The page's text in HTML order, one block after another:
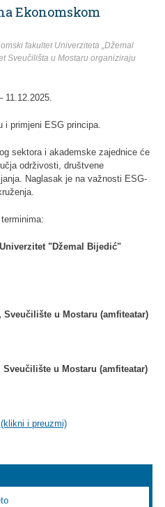
Ekonomskom
fakultet Univerziteta „Džemal
Sveučilišta u Mostaru organiziraju
11.12.2025.
i primjeni ESG principa.
sektora i akademske zajednice će
održivosti, društvene
Naglasak je na važnosti ESG-
"Džemal Bijedić"
Sveučilište u Mostaru (amfiteatar)
u Mostaru (amfiteatar)
(klikni i preuzmi)